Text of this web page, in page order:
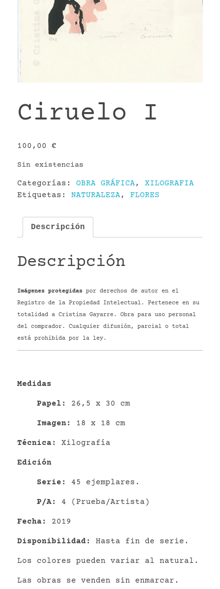
Ciruelo I
100,00 €
Sin existencias
Categorías: OBRA GRÁFICA, XILOGRAFIA
Etiquetas: NATURALEZA, FLORES
Descripción
Descripción
Imágenes protegidas por derechos de autor en el
Registro de la Propiedad Intelectual. Pertenece en su
totalidad a Cristina Gayarre. Obra para uso personal
del comprador. Cualquier difusión, parcial o total
está prohibida por la ley.
Medidas
Papel : 26,5 x 30 cm
Imagen: 18 x 18 cm
Técnica: Xilografía
Edición
Serie: 45 ejemplares.
P/A: 4 (Prueba/Artista)
Fecha: 2019
Disponibilidad: Hasta fin de serie.
Los colores pueden variar al natural.
Las obras se venden sin enmarcar.